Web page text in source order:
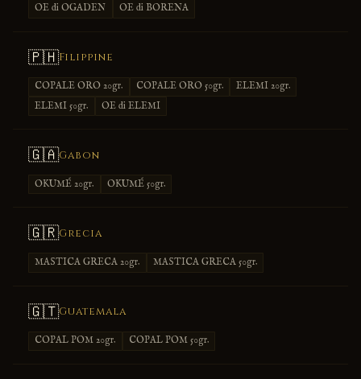
OE di OGADEN OE di BORENA
🇵🇭Filippine
COPALE ORO 20gr. COPALE ORO 50gr.
ELEMI 20gr.
ELEMI 50gr.
OE di ELEMI
🇬🇦Gabon
OKUMÉ 20gr. OKUMÉ 50gr.
🇬🇷Grecia
MASTICA GRECA 20gr. MASTICA GRECA 50gr.
🇬🇹Guatemala
COPAL POM 20gr. COPAL POM 50gr.